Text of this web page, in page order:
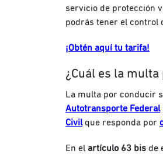
servicio de protección
podrás tener el control
¡Obtén aquí tu tarifa!
¿Cuál es la
La multa por conducir
Autotransporte Federal
Civilque responda por
En el artículo 63 bis de